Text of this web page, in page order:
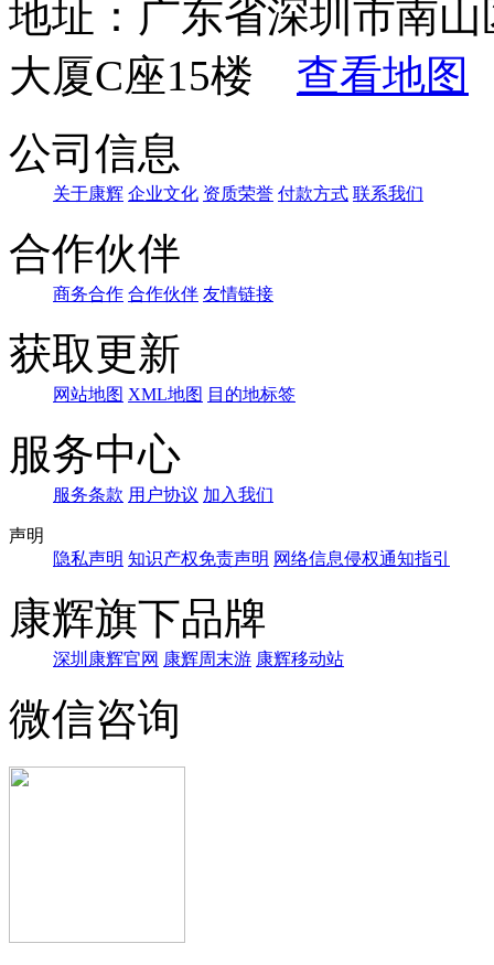
地址：广东省深圳市南
大厦C座15楼 查看地图
公司信息
关于康辉 企业文化 资质荣誉 付款方式 联系我们
合作伙伴
商务合作 合作伙伴 友情链接
获取更新
网站地图 XML地图 目的地标签
服务中心
服务条款 用户协议 加入我们
声明
隐私声明 知识产权免责声明 网络信息侵权通知指引
康辉旗下品牌
深圳康辉官网 康辉周末游 康辉移动站
微信咨询